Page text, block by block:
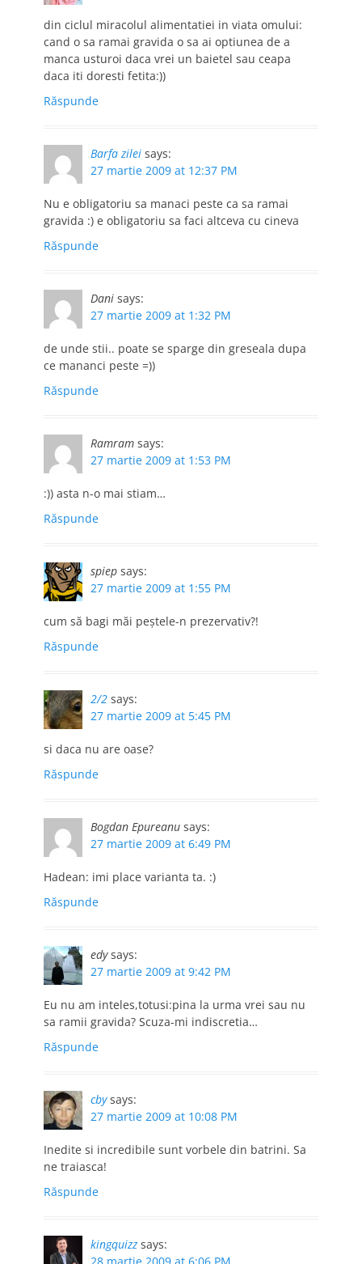
din ciclul miracolul alimentatiei in viata omului:
cand o sa ramai gravida o sa ai optiunea de a
manca usturoi daca vrei un baietel sau ceapa
daca iti doresti fetita:))
Răspunde
Barfa zilei says:
27 martie 2009 at 12:37 PM
Nu e obligatoriu sa manaci peste ca sa ramai
gravida :) e obligatoriu sa faci altceva cu cineva
Răspunde
Dani says:
27 martie 2009 at 1:32 PM
de unde stii.. poate se sparge din greseala dupa
ce mananci peste =))
Răspunde
Ramram says:
27 martie 2009 at 1:53 PM
:)) asta n-o mai stiam…
Răspunde
spiep says:
27 martie 2009 at 1:55 PM
cum să bagi măi peştele-n prezervativ?!
Răspunde
2/2 says:
27 martie 2009 at 5:45 PM
si daca nu are oase?
Răspunde
Bogdan Epureanu says:
27 martie 2009 at 6:49 PM
Hadean: imi place varianta ta. :)
Răspunde
edy says:
27 martie 2009 at 9:42 PM
Eu nu am inteles,totusi:pina la urma vrei sau nu
sa ramii gravida? Scuza-mi indiscretia…
Răspunde
cby says:
27 martie 2009 at 10:08 PM
Inedite si incredibile sunt vorbele din batrini. Sa
ne traiasca!
Răspunde
kingquizz says: